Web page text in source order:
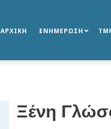
ΑΡΧΙΚΗ ΕΝΗΜΕΡΩΣΗ
Ξένη